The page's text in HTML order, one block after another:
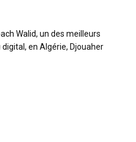
Walid, un des meilleurs
en Algérie, Djouaher